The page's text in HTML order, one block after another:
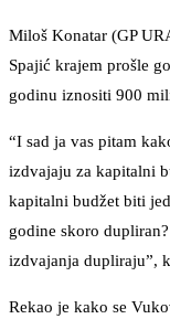
Miloš Konatar (GP
Spajić krajem prošle
godinu iznositi 900
“I sad ja vas pitam
izdvajaju za kapitalni
kapitalni budžet biti
godine skoro
izdvajanja dupliraju”,
Rekao je kako se